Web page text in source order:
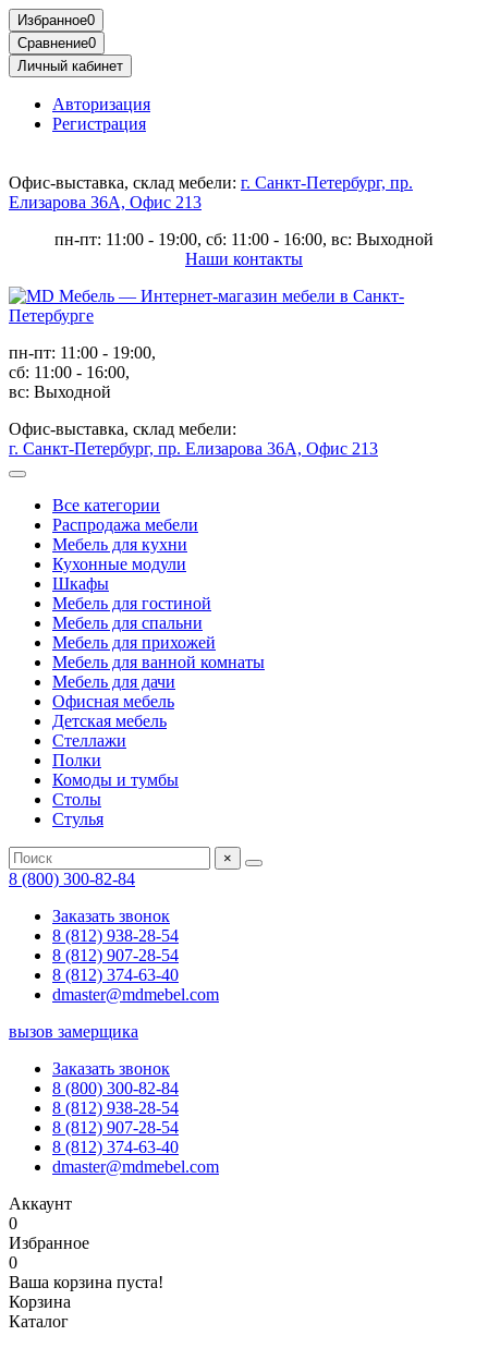
Избранное0
Сравнение0
Личный кабинет
Авторизация
Регистрация
Офис-выставка, склад мебели: г. Санкт-Петербург, пр.
Елизарова 36А, Офис 213
пн-пт: 11:00 - 19:00, сб: 11:00 - 16:00, вс: Выходной
Наши контакты
пн-пт: 11:00 - 19:00,
сб: 11:00 - 16:00,
вс: Выходной
Офис-выставка, склад мебели:
г. Санкт-Петербург, пр. Елизарова 36А, Офис 213
Все категории
Распродажа мебели
Мебель для кухни
Кухонные модули
Шкафы
Мебель для гостиной
Мебель для спальни
Мебель для прихожей
Мебель для ванной комнаты
Мебель для дачи
Офисная мебель
Детская мебель
Стеллажи
Полки
Комоды и тумбы
Столы
Стулья
×
8 (800) 300-82-84
Заказать звонок
8 (812) 938-28-54
8 (812) 907-28-54
8 (812) 374-63-40
dmaster@mdmebel.com
вызов замерщика
Заказать звонок
8 (800) 300-82-84
8 (812) 938-28-54
8 (812) 907-28-54
8 (812) 374-63-40
dmaster@mdmebel.com
Аккаунт
0
Избранное
0
Ваша корзина пуста!
Корзина
Каталог